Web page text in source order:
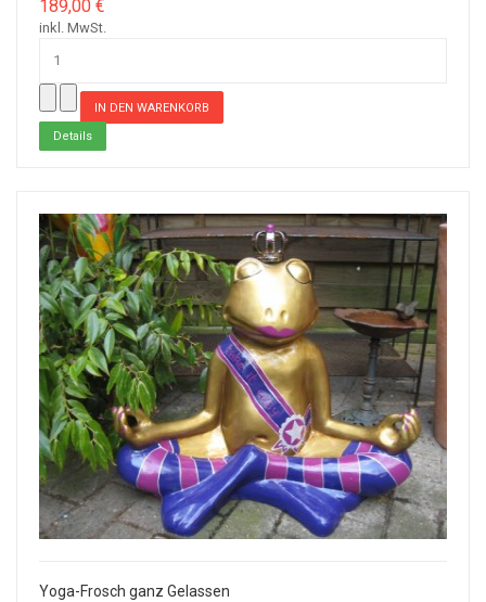
189,00 €
inkl. MwSt.
Details
Yoga-Frosch ganz Gelassen